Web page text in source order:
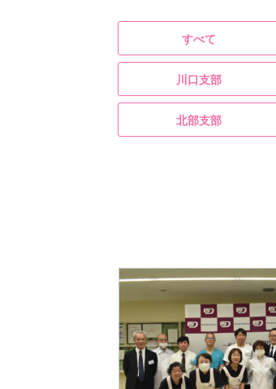
すべて
川口支部
北部支部